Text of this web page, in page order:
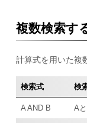
複数検索す
計算式を用いた複
検索式 検
A AND B A